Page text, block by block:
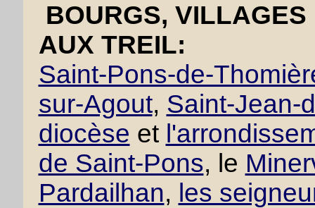
BOURGS,
AUX TREIL:
Saint-Pons-de-
sur-Agout, Saint-Jean-
diocèse et
de Saint-Pons, le
Pardailhan, les